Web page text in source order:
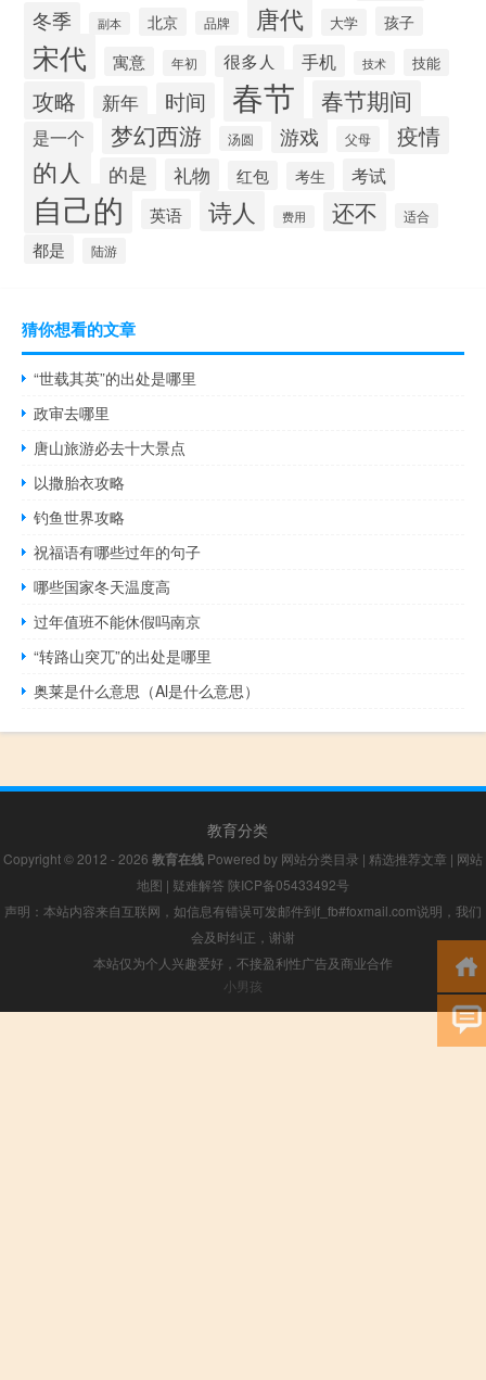
冬季 副本 北京 品牌 唐代 大学 孩子
宋代 寓意 年初 很多人 手机 技术 技能
攻略 新年 时间 春节 春节期间
是一个 梦幻西游 汤圆 游戏 父母 疫情
的人 的是 礼物 红包 考生 考试
自己的 英语 诗人 费用 还不 适合
都是 陆游
猜你想看的文章
“世载其英”的出处是哪里
政审去哪里
唐山旅游必去十大景点
以撒胎衣攻略
钓鱼世界攻略
祝福语有哪些过年的句子
哪些国家冬天温度高
过年值班不能休假吗南京
“转路山突兀”的出处是哪里
奥莱是什么意思（Al是什么意思）
教育分类
Copyright © 2012 - 2026 教育在线 Powered by 网站分类目录 | 精选推荐文章 | 网站
地图 | 疑难解答 陕ICP备05433492号
声明：本站内容来自互联网，如信息有错误可发邮件到f_fb#foxmail.com说明，我们
会及时纠正，谢谢
本站仅为个人兴趣爱好，不接盈利性广告及商业合作
小男孩